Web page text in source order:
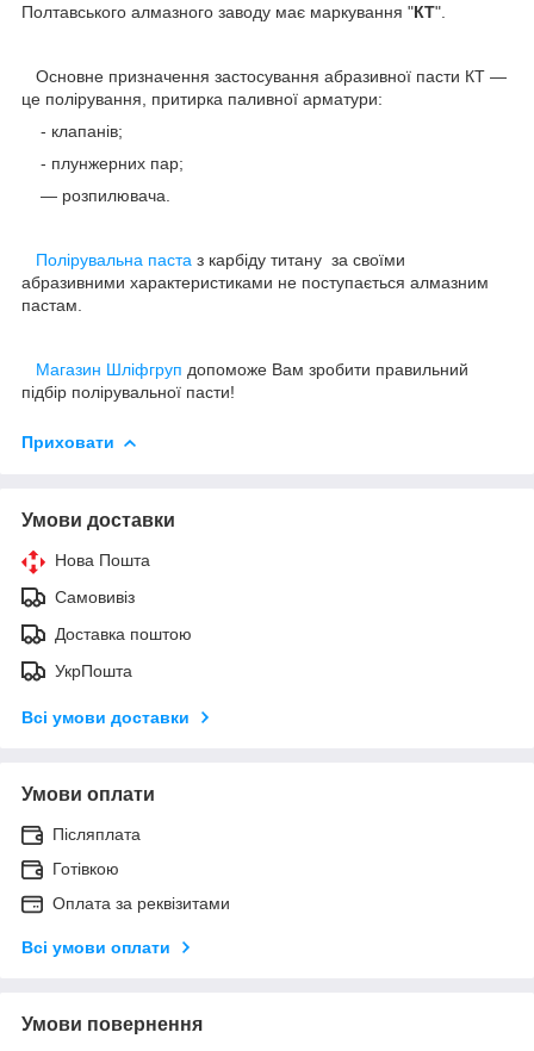
Полтавського алмазного заводу має маркування "КТ".
Основне призначення застосування абразивної пасти КТ —
це полірування, притирка паливної арматури:
- клапанів;
- плунжерних пар;
— розпилювача.
Полірувальна паста з карбіду титану за своїми
абразивними характеристиками не поступається алмазним
пастам.
Магазин Шліфгруп допоможе Вам зробити правильний
підбір полірувальної пасти!
Приховати
Умови доставки
Нова Пошта
Самовивіз
Доставка поштою
УкрПошта
Всі умови доставки
Умови оплати
Післяплата
Готівкою
Оплата за реквізитами
Всі умови оплати
Умови повернення